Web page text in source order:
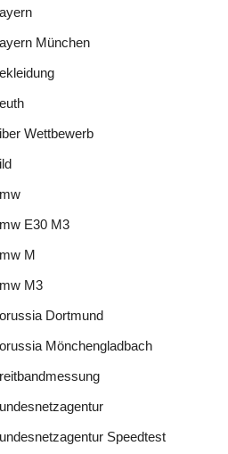
München
Wettbewerb
E30 M3
M
M3
Dortmund
Mönchengladbach
Speedtest